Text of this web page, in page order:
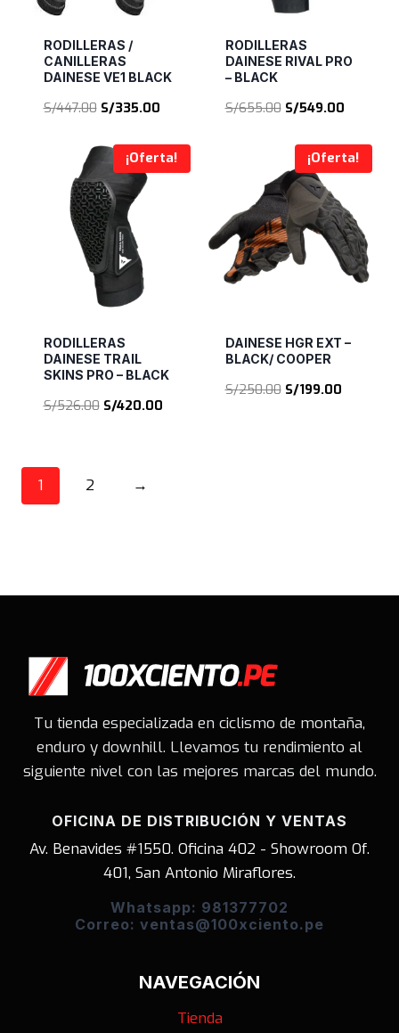
RODILLERAS /
CANILLERAS
DAINESE VE1 BLACK
S/447.00 El
original
era:
S/447.00.
S/335.00El
actual
es:
RODILLERAS
DAINESE RIVAL PRO
– BLACK
S/655.00 El
original
era:
S/655.00.
S/549.00El
actual
es:
¡Oferta!
RODILLERAS
DAINESE TRAIL
SKINS PRO – BLACK
S/526.00 El
S/526.00.
S/420.00El
¡Oferta!
DAINESE HGR EXT –
BLACK/ COOPER
S/250.00 El
S/199.00El
1 2 →
Tu tienda especializada en ciclismo de montaña,
enduro y downhill. Llevamos tu rendimiento al
siguiente nivel con las mejores marcas del mundo.
OFICINA DE DISTRIBUCIÓN Y VENTAS
Av. Benavides #1550. Oficina 402 - Showroom Of.
401, San Antonio Miraflores.
Whatsapp: 981377702
Correo: ventas@100xciento.pe
NAVEGACIÓN
Tienda